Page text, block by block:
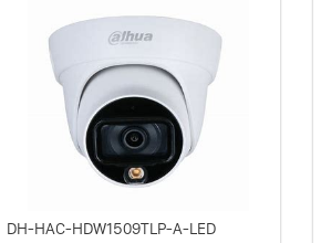
DH-HAC-HDW1509TLP-A-LED